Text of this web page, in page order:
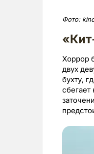
Фото:
Хоррор
двух
бухту,
сбегает